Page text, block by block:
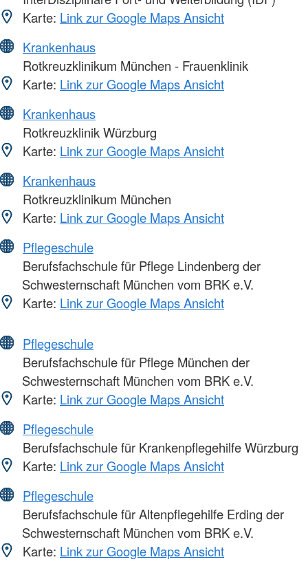
Karte: Link zur Google Maps Ansicht
Krankenhaus
Rotkreuzklinikum München - Frauenklinik
Karte: Link zur Google Maps Ansicht
Krankenhaus
Rotkreuzklinik Würzburg
Karte: Link zur Google Maps Ansicht
Krankenhaus
Rotkreuzklinikum München
Karte: Link zur Google Maps Ansicht
Pflegeschule
Berufsfachschule für Pflege Lindenberg der
Schwesternschaft München vom BRK e.V.
Karte: Link zur Google Maps Ansicht
Pflegeschule
Berufsfachschule für Pflege München der
Schwesternschaft München vom BRK e.V.
Karte: Link zur Google Maps Ansicht
Pflegeschule
Berufsfachschule für Krankenpflegehilfe Würzburg
Karte: Link zur Google Maps Ansicht
Pflegeschule
Berufsfachschule für Altenpflegehilfe Erding der
Schwesternschaft München vom BRK e.V.
Karte: Link zur Google Maps Ansicht